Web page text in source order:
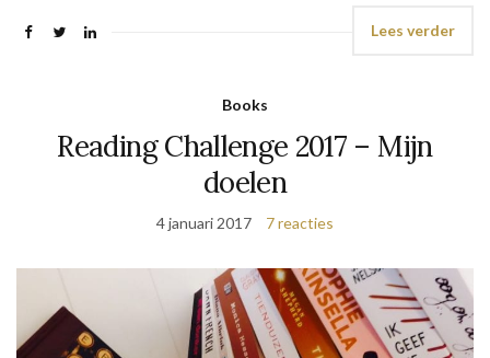
Lees verder
Books
Reading Challenge 2017 – Mijn
doelen
4 januari 2017 7 reacties